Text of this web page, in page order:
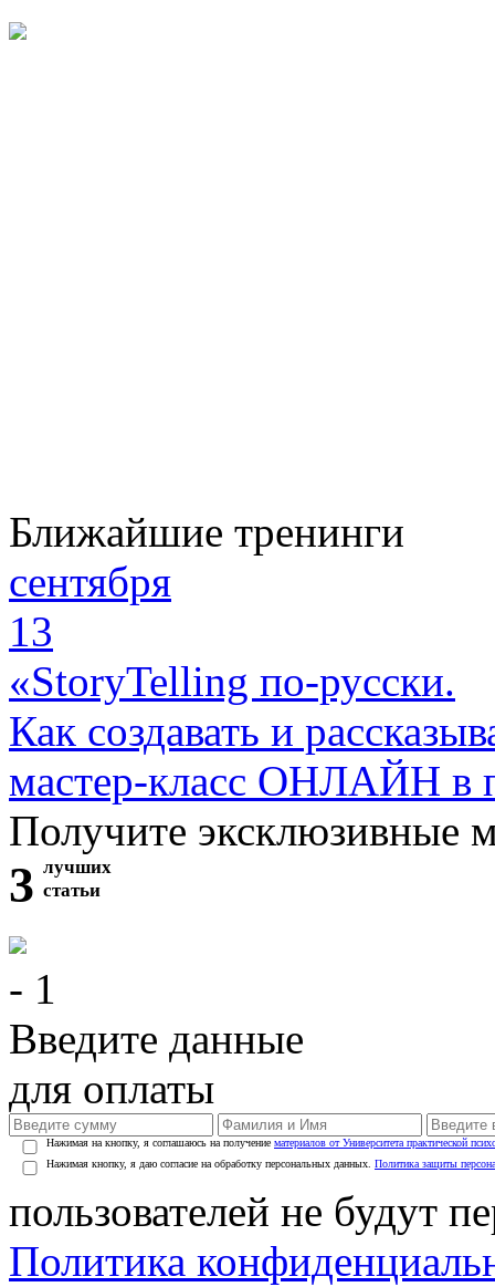
Ближайшие тренинги
сентября
13
«StoryTelling по-русски.
Как создавать и
мастер-класс ОНЛАЙН в
Получите эксклюзивные
3 лучших
статьи
- 1
Введите данные
для оплаты
Нажимая на кнопку, я соглашаюсь на получение материалов от Университета практической
Нажимая кнопку, я даю согласие на обработку персональных данных. Политика защиты
пользователей не будут
Политика